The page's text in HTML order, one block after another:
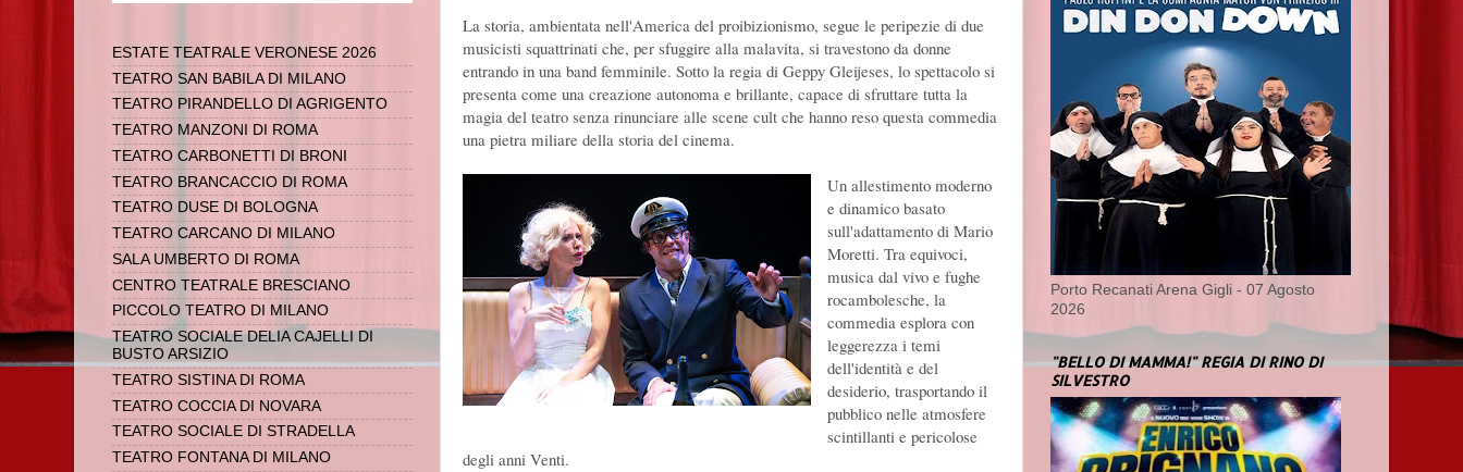
La storia, ambientata nell'America del proibizionismo, segue le peripezie di due
musicisti squattrinati che, per sfuggire alla malavita, si travestono da donne
entrando in una band femminile. Sotto la regia di Geppy Gleijeses, lo spettacolo si
presenta come una creazione autonoma e brillante, capace di sfruttare tutta la
magia del teatro senza rinunciare alle scene cult che hanno reso questa commedia
una pietra miliare della storia del cinema.
Un allestimento moderno
e dinamico basato
sull'adattamento di Mario
Moretti. Tra equivoci,
musica dal vivo e fughe
rocambolesche, la
commedia esplora con
leggerezza i temi
dell'identità e del
desiderio, trasportando il
pubblico nelle atmosfere
scintillanti e pericolose
degli anni Venti.
ESTATE TEATRALE VERONESE 2026
TEATRO SAN BABILA DI MILANO
TEATRO PIRANDELLO DI AGRIGENTO
TEATRO MANZONI DI ROMA
TEATRO CARBONETTI DI BRONI
TEATRO BRANCACCIO DI ROMA
TEATRO DUSE DI BOLOGNA
TEATRO CARCANO DI MILANO
SALA UMBERTO DI ROMA
CENTRO TEATRALE BRESCIANO
PICCOLO TEATRO DI MILANO
TEATRO SOCIALE DELIA CAJELLI DI
BUSTO ARSIZIO
TEATRO SISTINA DI ROMA
TEATRO COCCIA DI NOVARA
TEATRO SOCIALE DI STRADELLA
TEATRO FONTANA DI MILANO
Porto Recanati Arena Gigli - 07 Agosto
2026
"BELLO DI MAMMA!" REGIA DI RINO DI
SILVESTRO